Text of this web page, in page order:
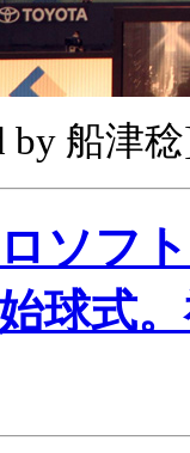
by 船津
ソフ
始球式